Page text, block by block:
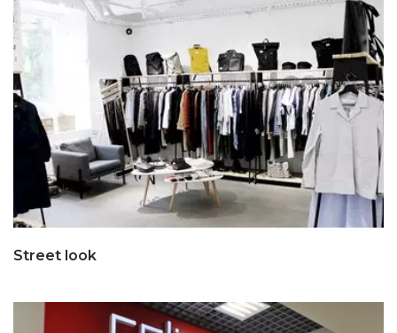
Street look